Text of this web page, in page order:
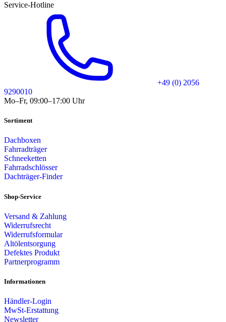
Service-Hotline
+49 (0) 2056
9290010
Mo–Fr, 09:00–17:00 Uhr
Sortiment
Dachboxen
Fahrradträger
Schneeketten
Fahrradschlösser
Dachträger-Finder
Shop-Service
Versand & Zahlung
Widerrufsrecht
Widerrufsformular
Altölentsorgung
Defektes Produkt
Partnerprogramm
Informationen
Händler-Login
MwSt-Erstattung
Newsletter